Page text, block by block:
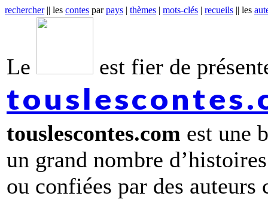
rechercher|| les contes parpays | thèmes | mots-clés | recueils || les
Le est fier de
touslescontes.com est une
un grand nombre
ou confiées par des